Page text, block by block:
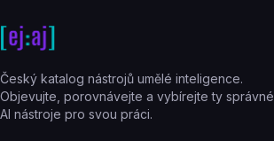
Český katalog nástrojů umělé inteligence.
Objevujte, porovnávejte a vybírejte ty správné
AI nástroje pro svou práci.